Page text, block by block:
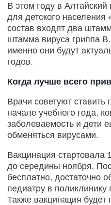
В этом году в Алтайский
для детского населения
состав входят два
штамма вируса гриппа
именно они будут
годов.
Когда лучше всего
Врачи советуют ставить
начале учебного года,
заболеваемость и дети
обменяться вирусами.
Вакцинация стартовала
до середины ноября.
бесплатно, достаточно
педиатру в поликлинику
Также вакцинация будет